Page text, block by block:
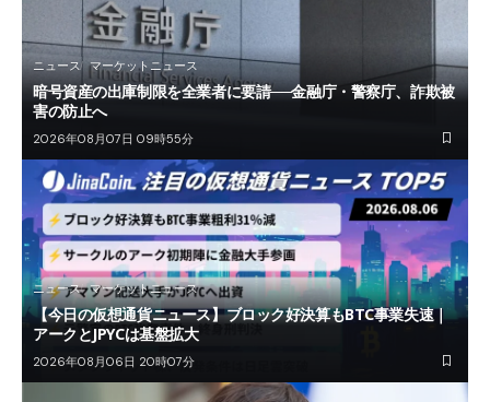
ニュース マーケットニュース
暗号資産の出庫制限を全業者に要請──金融庁・警察庁、詐欺被
害の防止へ
2026年08月07日 09時55分
ニュース マーケットニュース
【今日の仮想通貨ニュース】ブロック好決算もBTC事業失速｜
アークとJPYCは基盤拡大
2026年08月06日 20時07分